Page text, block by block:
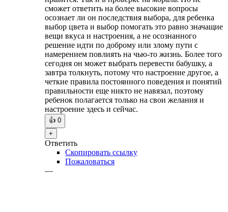
сможет ответить на более высокие вопросы
осознает ли он последствия выбора, для ребенка
выбор цвета и выбор помогать это равно значащие
вещи вкуса и настроения, а не осознанного
решение идти по доброму или злому пути с
намерением повлиять на чью-то жизнь. Более того
сегодня он может выбрать перевести бабушку, а
завтра толкнуть, потому что настроение другое, а
четкие правила постоянного поведения и понятий
правильности еще никто не навязал, поэтому
ребенок полагается только на свои желания и
настроение здесь и сейчас.
👍 0
+
Ответить
Скопировать ссылку
Пожаловаться
—